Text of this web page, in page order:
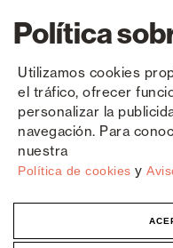
Política
Utilizamos cookies
el tráfico, ofrecer
personalizar la
navegación. Para
nuestra
Política de cookies y
Copyright © Saxun 2023 - 2026